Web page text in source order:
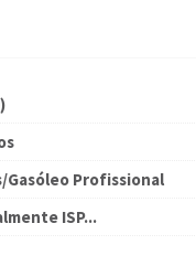
Gasóleo Profissional
ISP...